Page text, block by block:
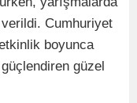
Cumhuriyet
boyunca
güzel